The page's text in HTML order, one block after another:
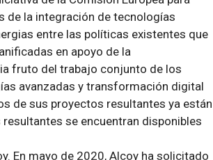
de la integración de tecnologías
entre las políticas existentes que
en apoyo de la
fruto del trabajo conjunto de los
avanzadas y transformación digital
de sus proyectos resultantes ya están
se encuentran disponibles
En mayo de 2020, Alcoy ha solicitado